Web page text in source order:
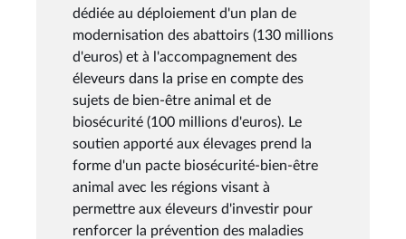
dédiée au déploiement d'un plan de
modernisation des abattoirs (130 millions
d'euros) et à l'accompagnement des
éleveurs dans la prise en compte des
sujets de bien-être animal et de
biosécurité (100 millions d'euros). Le
soutien apporté aux élevages prend la
forme d'un pacte biosécurité-bien-être
animal avec les régions visant à
permettre aux éleveurs d'investir pour
renforcer la prévention des maladies